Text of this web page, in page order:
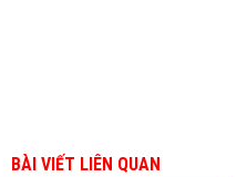
BÀI VIẾT LIÊN QUAN